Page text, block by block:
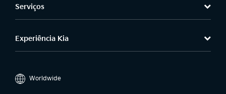
Serviços
Experiência Kia
Worldwide